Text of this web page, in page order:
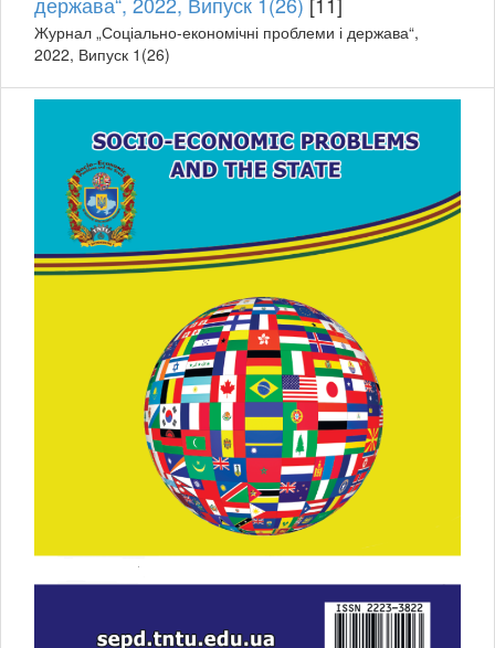
Журнал „Соціально-економічні проблеми і держава“,
2022, Випуск 1(26)